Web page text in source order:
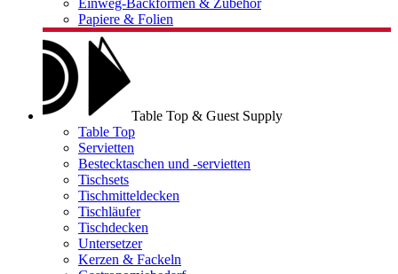
Einweg-Backformen & Zubehör
Papiere & Folien
Table Top & Guest Supply
Table Top
Servietten
Bestecktaschen und -servietten
Tischsets
Tischmitteldecken
Tischläufer
Tischdecken
Untersetzer
Kerzen & Fackeln